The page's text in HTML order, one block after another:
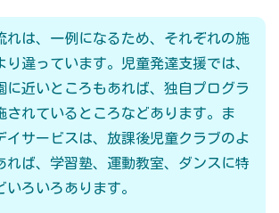
れは、一例になるため、それぞれの施
り違っています。児童発達支援では、
に近いところもあれば、独自プログラ
されているところなどあります。ま
イサービスは、放課後児童クラブのよ
れば、学習塾、運動教室、ダンスに特
ろいろあります。